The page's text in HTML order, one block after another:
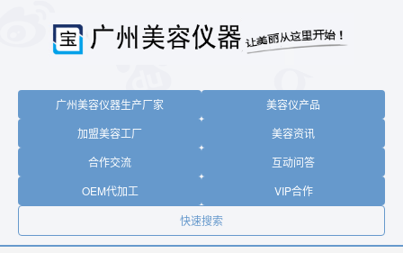
广州美容仪器生产厂家
美容仪产品
加盟美容工厂
美容资讯
合作交流
互动问答
OEM代加工
VIP合作
快速搜索